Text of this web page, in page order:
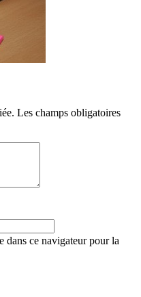
Les champs obligatoires
dans ce navigateur pour la